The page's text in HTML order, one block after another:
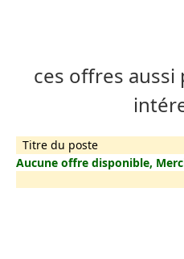
ces offres
Titre du poste
Aucune offre disponible,